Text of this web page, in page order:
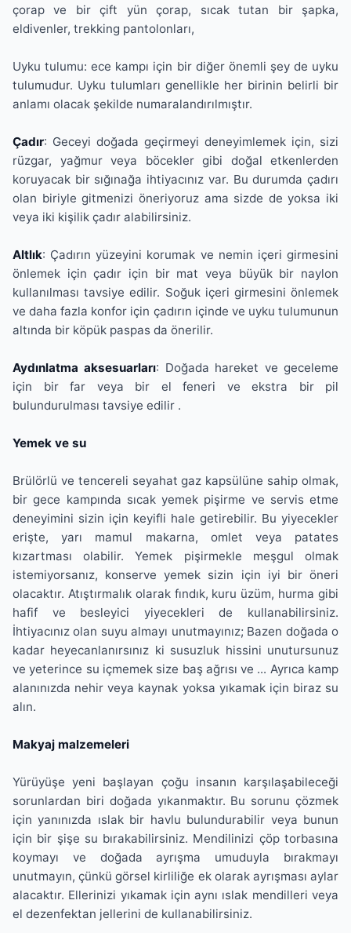
çorap ve bir çift yün çorap, sıcak tutan bir şapka,
eldivenler, trekking pantolonları,
Uyku tulumu: ece kampı için bir diğer önemli şey de uyku
tulumudur. Uyku tulumları genellikle her birinin belirli bir
anlamı olacak şekilde numaralandırılmıştır.
Çadır: Geceyi doğada geçirmeyi deneyimlemek için, sizi
rüzgar, yağmur veya böcekler gibi doğal etkenlerden
koruyacak bir sığınağa ihtiyacınız var. Bu durumda çadırı
olan biriyle gitmenizi öneriyoruz ama sizde de yoksa iki
veya iki kişilik çadır alabilirsiniz.
Altlık: Çadırın yüzeyini korumak ve nemin içeri girmesini
önlemek için çadır için bir mat veya büyük bir naylon
kullanılması tavsiye edilir. Soğuk içeri girmesini önlemek
ve daha fazla konfor için çadırın içinde ve uyku tulumunun
altında bir köpük paspas da önerilir.
Aydınlatma aksesuarları: Doğada hareket ve geceleme
için bir far veya bir el feneri ve ekstra bir pil
bulundurulması tavsiye edilir .
Yemek ve su
Brülörlü ve tencereli seyahat gaz kapsülüne sahip olmak,
bir gece kampında sıcak yemek pişirme ve servis etme
deneyimini sizin için keyifli hale getirebilir. Bu yiyecekler
erişte, yarı mamul makarna, omlet veya patates
kızartması olabilir. Yemek pişirmekle meşgul olmak
istemiyorsanız, konserve yemek sizin için iyi bir öneri
olacaktır. Atıştırmalık olarak fındık, kuru üzüm, hurma gibi
hafif ve besleyici yiyecekleri de kullanabilirsiniz.
İhtiyacınız olan suyu almayı unutmayınız; Bazen doğada o
kadar heyecanlanırsınız ki susuzluk hissini unutursunuz
ve yeterince su içmemek size baş ağrısı ve ... Ayrıca kamp
alanınızda nehir veya kaynak yoksa yıkamak için biraz su
alın.
Makyaj malzemeleri
Yürüyüşe yeni başlayan çoğu insanın karşılaşabileceği
sorunlardan biri doğada yıkanmaktır. Bu sorunu çözmek
için yanınızda ıslak bir havlu bulundurabilir veya bunun
için bir şişe su bırakabilirsiniz. Mendilinizi çöp torbasına
koymayı ve doğada ayrışma umuduyla bırakmayı
unutmayın, çünkü görsel kirliliğe ek olarak ayrışması aylar
alacaktır. Ellerinizi yıkamak için aynı ıslak mendilleri veya
el dezenfektan jellerini de kullanabilirsiniz.